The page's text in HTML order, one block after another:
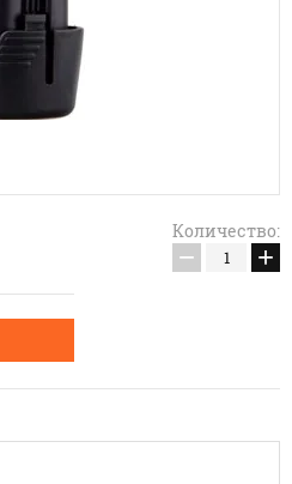
Количество:
− +